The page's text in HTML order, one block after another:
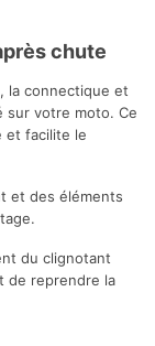
chute
la connectique et
sur votre moto. Ce
et facilite le
et des éléments
du clignotant
de reprendre la